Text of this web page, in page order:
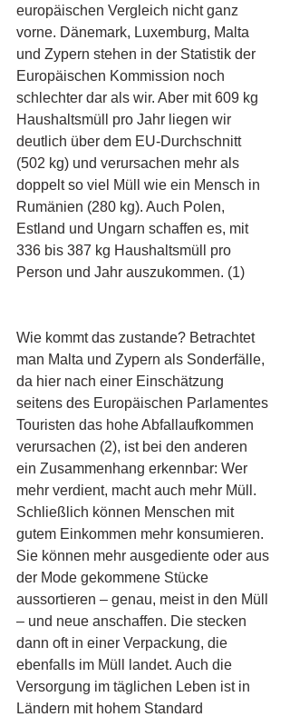
europäischen Vergleich nicht ganz
vorne. Dänemark, Luxemburg, Malta
und Zypern stehen in der Statistik der
Europäischen Kommission noch
schlechter dar als wir. Aber mit 609 kg
Haushaltsmüll pro Jahr liegen wir
deutlich über dem EU-Durchschnitt
(502 kg) und verursachen mehr als
doppelt so viel Müll wie ein Mensch in
Rumänien (280 kg). Auch Polen,
Estland und Ungarn schaffen es, mit
336 bis 387 kg Haushaltsmüll pro
Person und Jahr auszukommen. (1)
Wie kommt das zustande? Betrachtet
man Malta und Zypern als Sonderfälle,
da hier nach einer Einschätzung
seitens des Europäischen Parlamentes
Touristen das hohe Abfallaufkommen
verursachen (2), ist bei den anderen
ein Zusammenhang erkennbar: Wer
mehr verdient, macht auch mehr Müll.
Schließlich können Menschen mit
gutem Einkommen mehr konsumieren.
Sie können mehr ausgediente oder aus
der Mode gekommene Stücke
aussortieren – genau, meist in den Müll
– und neue anschaffen. Die stecken
dann oft in einer Verpackung, die
ebenfalls im Müll landet. Auch die
Versorgung im täglichen Leben ist in
Ländern mit hohem Standard